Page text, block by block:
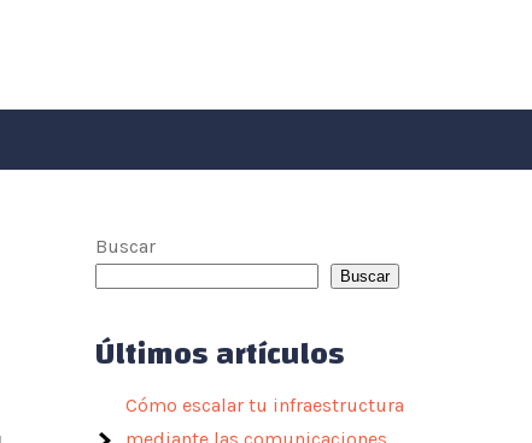
Buscar
Buscar
Últimos artículos
Cómo escalar tu infraestructura